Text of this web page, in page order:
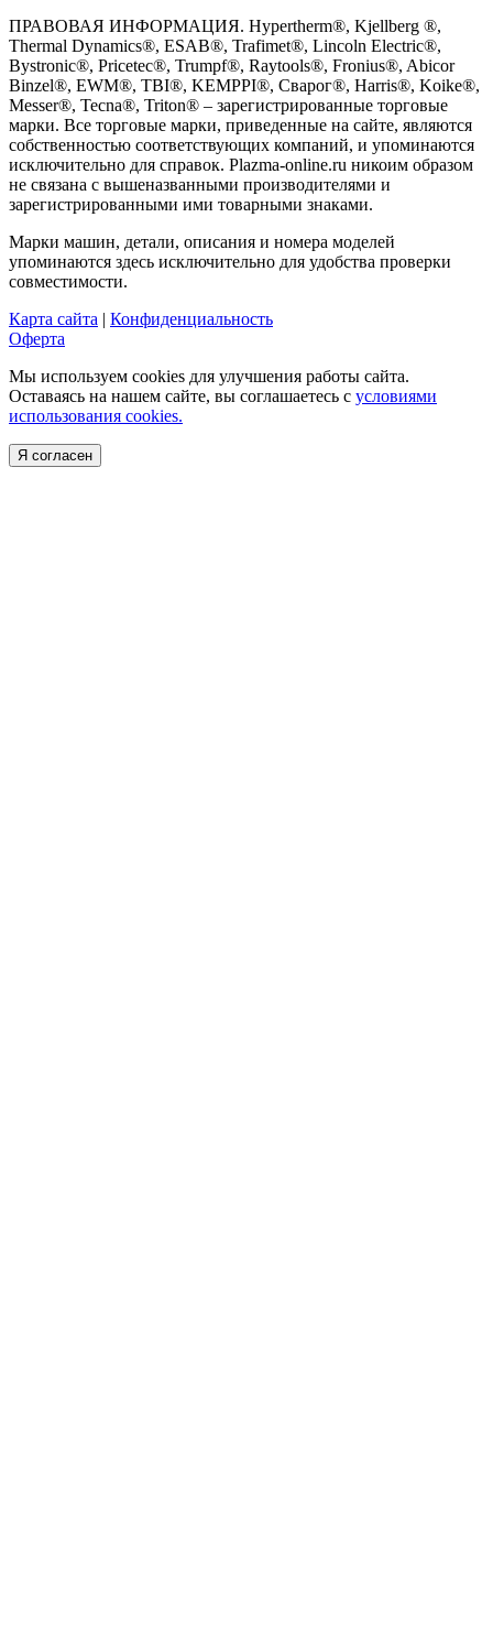
ПРАВОВАЯ ИНФОРМАЦИЯ. Hypertherm®, Kjellberg ®,
Thermal Dynamics®, ESAB®, Trafimet®, Lincoln Electric®,
Bystronic®, Pricetec®, Trumpf®, Raytools®, Fronius®, Abicor
Binzel®, EWM®, TBI®, KEMPPI®, Сварог®, Harris®, Koike®,
Messer®, Tecna®, Triton® – зарегистрированные торговые
марки. Все торговые марки, приведенные на сайте, являются
собственностью соответствующих компаний, и упоминаются
исключительно для справок. Plazma-online.ru никоим образом
не связана с вышеназванными производителями и
зарегистрированными ими товарными знаками.
Марки машин, детали, описания и номера моделей
упоминаются здесь исключительно для удобства проверки
совместимости.
Карта сайта | Конфиденциальность
Оферта
Мы используем cookies для улучшения работы сайта.
Оставаясь на нашем сайте, вы соглашаетесь с условиями
использования cookies.
Я согласен